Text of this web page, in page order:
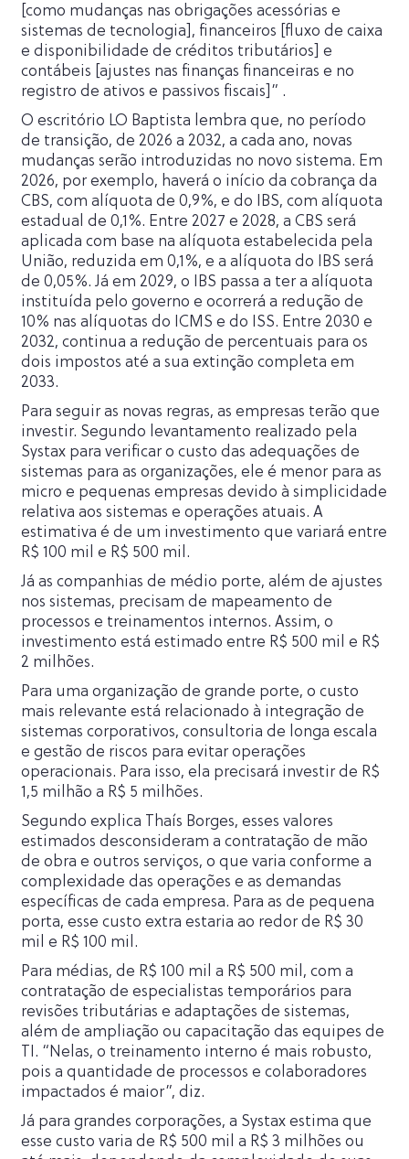
[como mudanças nas obrigações acessórias e
sistemas de tecnologia], financeiros [fluxo de caixa
e disponibilidade de créditos tributários] e
contábeis [ajustes nas finanças financeiras e no
registro de ativos e passivos fiscais]” .
O escritório LO Baptista lembra que, no período
de transição, de 2026 a 2032, a cada ano, novas
mudanças serão introduzidas no novo sistema. Em
2026, por exemplo, haverá o início da cobrança da
CBS, com alíquota de 0,9%, e do IBS, com alíquota
estadual de 0,1%. Entre 2027 e 2028, a CBS será
aplicada com base na alíquota estabelecida pela
União, reduzida em 0,1%, e a alíquota do IBS será
de 0,05%. Já em 2029, o IBS passa a ter a alíquota
instituída pelo governo e ocorrerá a redução de
10% nas alíquotas do ICMS e do ISS. Entre 2030 e
2032, continua a redução de percentuais para os
dois impostos até a sua extinção completa em
2033.
Para seguir as novas regras, as empresas terão que
investir. Segundo levantamento realizado pela
Systax para verificar o custo das adequações de
sistemas para as organizações, ele é menor para as
micro e pequenas empresas devido à simplicidade
relativa aos sistemas e operações atuais. A
estimativa é de um investimento que variará entre
R$ 100 mil e R$ 500 mil.
Já as companhias de médio porte, além de ajustes
nos sistemas, precisam de mapeamento de
processos e treinamentos internos. Assim, o
investimento está estimado entre R$ 500 mil e R$
2 milhões.
Para uma organização de grande porte, o custo
mais relevante está relacionado à integração de
sistemas corporativos, consultoria de longa escala
e gestão de riscos para evitar operações
operacionais. Para isso, ela precisará investir de R$
1,5 milhão a R$ 5 milhões.
Segundo explica Thaís Borges, esses valores
estimados desconsideram a contratação de mão
de obra e outros serviços, o que varia conforme a
complexidade das operações e as demandas
específicas de cada empresa. Para as de pequena
porta, esse custo extra estaria ao redor de R$ 30
mil e R$ 100 mil.
Para médias, de R$ 100 mil a R$ 500 mil, com a
contratação de especialistas temporários para
revisões tributárias e adaptações de sistemas,
além de ampliação ou capacitação das equipes de
TI. “Nelas, o treinamento interno é mais robusto,
pois a quantidade de processos e colaboradores
impactados é maior”, diz.
Já para grandes corporações, a Systax estima que
esse custo varia de R$ 500 mil a R$ 3 milhões ou